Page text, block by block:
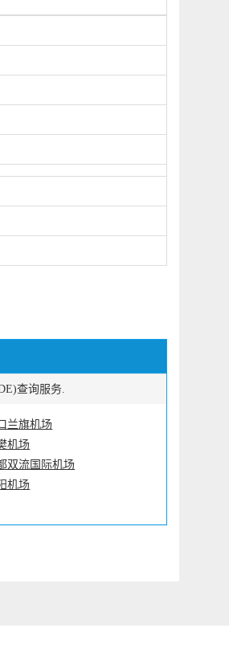
查询服务.
兰旗机场
机场
双流国际机场
机场